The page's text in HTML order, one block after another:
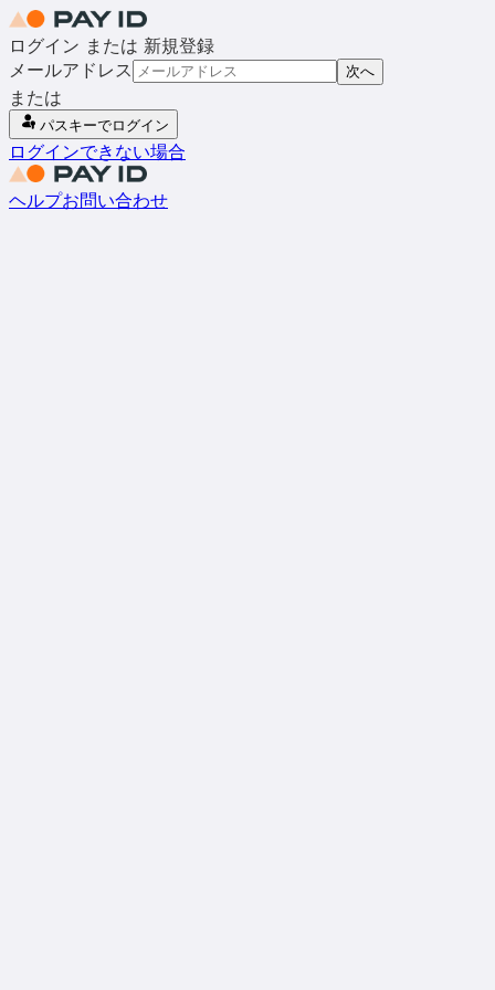
ログイン または 新規登録
メールアドレス
次へ
または
パスキーでログイン
ログインできない場合
ヘルプお問い合わせ